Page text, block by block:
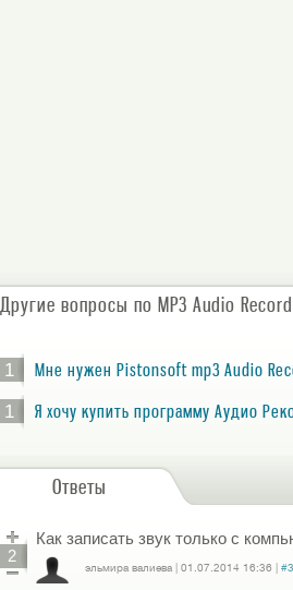
Другие вопросы по MP3 Audio
1
Мне нужен Pistonsoft mp3 Audio
1
Я хочу купить программу Аудио
Ответы
2
Как записать звук только с
эльмира валиева| 01.07.2014 16:36